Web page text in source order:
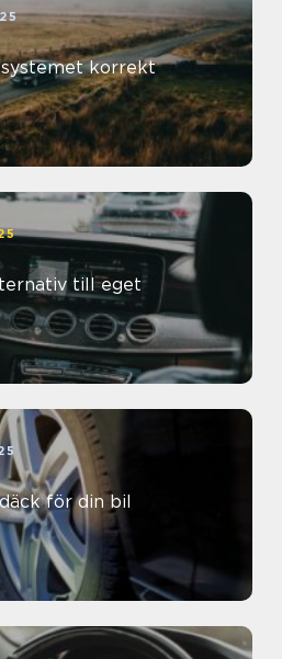
korrekt
till eget
för din bil